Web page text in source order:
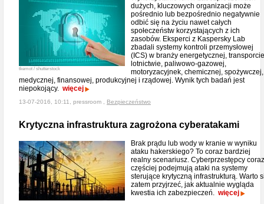
tkemot / shutterstock
dużych, kluczowych organizacji może
pośrednio lub bezpośrednio negatywnie
odbić się na życiu nawet całych
społeczeństw korzystających z ich
zasobów. Eksperci z Kaspersky Lab
zbadali systemy kontroli przemysłowej
(ICS) w branży energetycznej,
lotnictwie, paliwowo-gazowej,
motoryzacyjnek, chemicznej, spożywczej,
medycznej, finansowej, produkcyjnej i rządowej. Wynik tych badań jest
niepokojący. więcej
13-07-2016, 10:11, pressroom , Bezpieczeństwo
Krytyczna infrastruktura zagrożona cyberatakami
Brak prądu lub wody w kranie w wyniku
ataku hakerskiego? To coraz bardziej
realny scenariusz. Cyberprzestępcy coraz
częściej podejmują ataki na systemy
sterujące krytyczną infrastrukturą. Warto
zatem przyjrzeć, jak aktualnie wygląda
kwestia ich zabezpieczeń. więcej